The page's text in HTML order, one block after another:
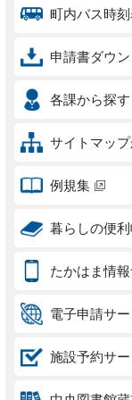
町内バス時
申請書ダウ
各課から探す
サイトマッ
例規集
暮らしの便利
たかはま情
電子申請サー
施設予約サー